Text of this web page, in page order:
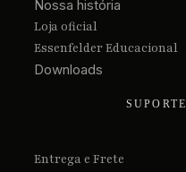
Nossa história
Loja oficial
Essenfelder Educacional
Downloads
SUPORTE
Entrega e Frete